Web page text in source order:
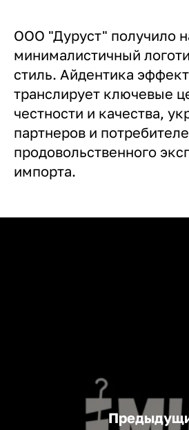
ООО "Дуруст" получило
минималистичный
стиль. Айдентика
транслирует ключевые
честности и качества,
партнеров и
продовольственного
импорта.